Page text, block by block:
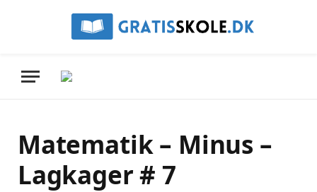
Matematik – Minus –
Lagkager # 7